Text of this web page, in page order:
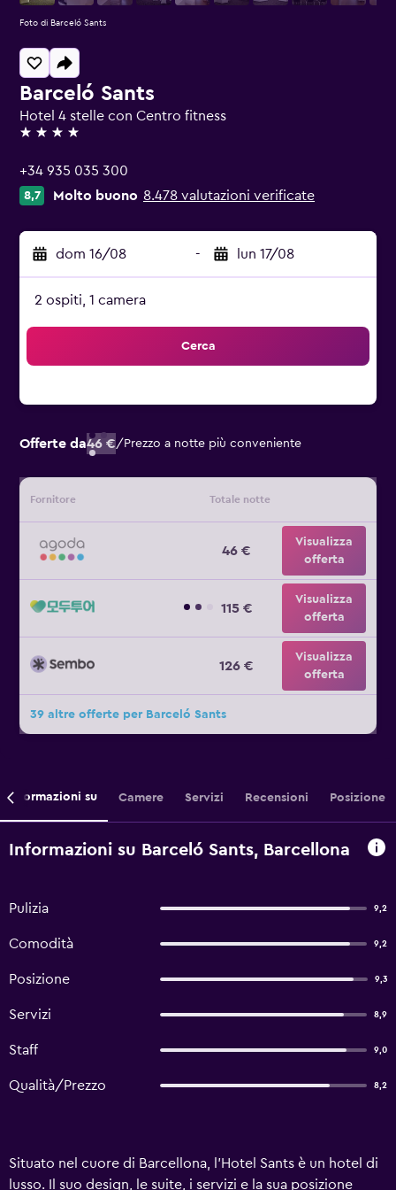
Barceló Sants
Hotel 4 stelle con Centro fitness
4 stelle
+34 935 035 300
8,7 Molto buono 8.478 valutazioni verificate
dom 16/08 - lun 17/08
2 ospiti, 1 camera
Cerca
Offerte da46 €/ Prezzo a notte più conveniente
Fornitore Totale notte
46 €
Visualizza
offerta
115 €
Visualizza
offerta
126 €
Visualizza
offerta
39 altre offerte per Barceló Sants
Foto di Barceló Sants
Informazioni su Camere Servizi Recensioni Posizione
Informazioni su Barceló Sants, Barcellona
Pulizia 9,2
Comodità 9,2
Posizione 9,3
Servizi 8,9
Staff 9,0
Qualità/Prezzo 8,2
Situato nel cuore di Barcellona, l'Hotel Sants è un hotel di
lusso. Il suo design, le suite, i servizi e la sua posizione